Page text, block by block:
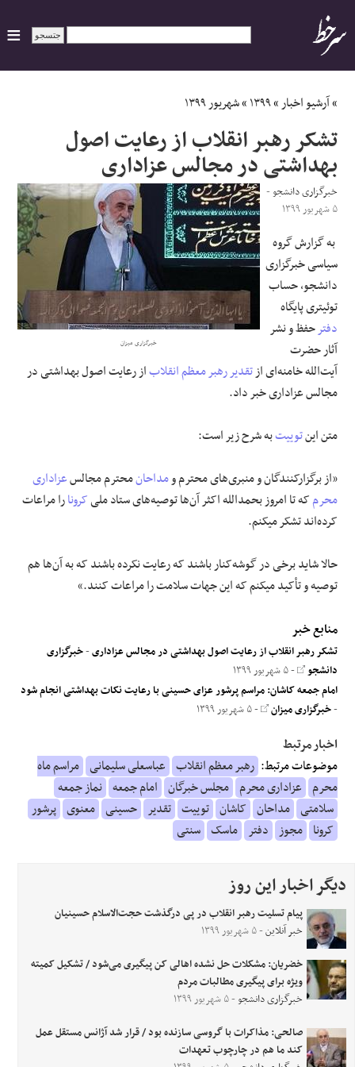
ایران
سیاسی
اقتصاد
جهان
اجتماعی
حوادث
علوم و فن آوری
فرهنگی و هنری
مقالات
»آرشیو اخبار»۱۳۹۹»شهریور ۱۳۹۹
تشکر رهبر انقلاب از رعایت اصول
بهداشتی در مجالس عزاداری
خبرگزاری میزان
خبرگزاری دانشجو-
۵ شهریور ۱۳۹۹
به گزارش گروه
سیاسی خبرگزاری
دانشجو، حساب
توئیتری پایگاه
دفترحفظ و نشر
آثار حضرت
آیت‌الله خامنه‌ای ازتقدیررهبر معظم انقلاباز رعایت اصول بهداشتی در
مجالس عزاداری خبر داد.
متن اینتوییتبه شرح زیر است:
«از برگزار‌کنندگان و منبری‌های محترم ومداحانمحترم مجالسعزاداری
محرمکه تا امروز بحمدالله اکثر آن‌ها توصیه‌های ستاد ملیکرونارا مراعات
کرده‌اند تشکر میکنم.
حالا شاید برخی در گوشه‌کنار باشند که رعایت نکرده باشند که به آن‌ها هم
توصیه و تأکید میکنم که این جهات سلامت را مراعات کنند.»
منابع خبر
تشکر رهبر انقلاب از رعایت اصول بهداشتی در مجالس عزاداری-خبرگزاری
دانشجو - ۵ شهریور ۱۳۹۹
امام جمعه کاشان: مراسم پرشور عزای حسینی با رعایت نکات بهداشتی انجام شود
-خبرگزاری میزان - ۵ شهریور ۱۳۹۹
اخبار مرتبط
موضوعات مرتبط: رهبر معظم انقلاب عباسعلی سلیمانی مراسم ماه
محرم عزاداری محرم مجلس خبرگان امام جمعه نماز جمعه
سلامتی مداحان کاشان توییت تقدیر حسینی معنوی پرشور
کرونا مجوز دفتر ماسک سنتی
دیگر اخبار این روز
پیام تسلیت رهبر انقلاب در پی درگذشت حجت‌الاسلام حسینیان
خبر آنلاین- ۵ شهریور ۱۳۹۹
خضریان: مشکلات حل نشده اهالی کن پیگیری می‌شود / تشکیل کمیته
ویژه برای پیگیری مطالبات مردم
خبرگزاری دانشجو- ۵ شهریور ۱۳۹۹
صالحی: مذاکرات با گروسی سازنده بود / قرار شد آژانس مستقل عمل
کند ما هم در چارچوب تعهدات